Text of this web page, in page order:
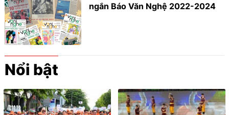
ngắn Báo Văn Nghệ 2022-2024
Nổi bật